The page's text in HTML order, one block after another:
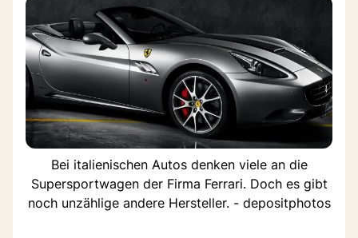
Bei italienischen Autos denken viele an die
Supersportwagen der Firma Ferrari. Doch es gibt
noch unzählige andere Hersteller. - depositphotos